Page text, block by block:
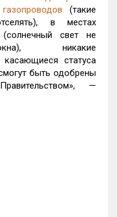
(такие
в местах
(солнечный свет не
никакие
касающиеся статуса
быть одобрены
—